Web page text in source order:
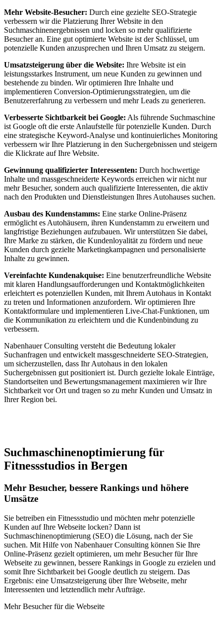
Mehr Website-Besucher: Durch eine gezielte SEO-Strategie
verbessern wir die Platzierung Ihrer Website in den
Suchmaschinenergebnissen und locken so mehr qualifizierte
Besucher an. Eine gut optimierte Website ist der Schlüssel, um
potenzielle Kunden anzusprechen und Ihren Umsatz zu steigern.
Umsatzsteigerung über die Website: Ihre Website ist ein
leistungsstarkes Instrument, um neue Kunden zu gewinnen und
bestehende zu binden. Wir optimieren Ihre Inhalte und
implementieren Conversion-Optimierungsstrategien, um die
Benutzererfahrung zu verbessern und mehr Leads zu generieren.
Verbesserte Sichtbarkeit bei Google: Als führende Suchmaschine
ist Google oft die erste Anlaufstelle für potenzielle Kunden. Durch
eine strategische Keyword-Analyse und kontinuierliches Monitoring
verbessern wir Ihre Platzierung in den Suchergebnissen und steigern
die Klickrate auf Ihre Website.
Gewinnung qualifizierter Interessenten: Durch hochwertige
Inhalte und massgeschneiderte Keywords erreichen wir nicht nur
mehr Besucher, sondern auch qualifizierte Interessenten, die aktiv
nach den Produkten und Dienstleistungen Ihres Autohauses suchen.
Ausbau des Kundenstamms: Eine starke Online-Präsenz
ermöglicht es Autohäusern, ihren Kundenstamm zu erweitern und
langfristige Beziehungen aufzubauen. Wir unterstützen Sie dabei,
Ihre Marke zu stärken, die Kundenloyalität zu fördern und neue
Kunden durch gezielte Marketingkampagnen und personalisierte
Inhalte zu gewinnen.
Vereinfachte Kundenakquise: Eine benutzerfreundliche Website
mit klaren Handlungsaufforderungen und Kontaktmöglichkeiten
erleichtert es potenziellen Kunden, mit Ihrem Autohaus in Kontakt
zu treten und Informationen anzufordern. Wir optimieren Ihre
Kontaktformulare und implementieren Live-Chat-Funktionen, um
die Kommunikation zu erleichtern und die Kundenbindung zu
verbessern.
Nabenhauer Consulting versteht die Bedeutung lokaler
Suchanfragen und entwickelt massgeschneiderte SEO-Strategien,
um sicherzustellen, dass Ihr Autohaus in den lokalen
Suchergebnissen gut positioniert ist. Durch gezielte lokale Einträge,
Standortseiten und Bewertungsmanagement maximieren wir Ihre
Sichtbarkeit vor Ort und tragen so zu mehr Kunden und Umsatz in
Ihrer Region bei.
Suchmaschinenoptimierung für
Fitnessstudios in Bergen
Mehr Besucher, bessere Rankings und höhere
Umsätze
Sie betreiben ein Fitnessstudio und möchten mehr potenzielle
Kunden auf Ihre Webseite locken? Dann ist
Suchmaschinenoptimierung (SEO) die Lösung, nach der Sie
suchen. Mit Hilfe von Nabenhauer Consulting können Sie Ihre
Online-Präsenz gezielt optimieren, um mehr Besucher für Ihre
Webseite zu gewinnen, bessere Rankings in Google zu erzielen und
somit Ihre Sichtbarkeit bei Google deutlich zu steigern. Das
Ergebnis: eine Umsatzsteigerung über Ihre Webseite, mehr
Interessenten und letztendlich mehr Aufträge.
Mehr Besucher für die Webseite